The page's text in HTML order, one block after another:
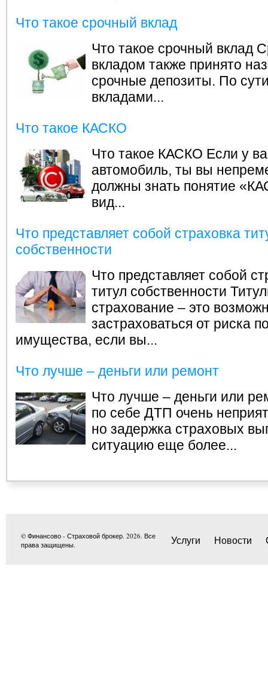
Что такое срочный вклад
Что такое срочный вклад
вкладом также принято
срочные депозиты. По
вкладами...
Что такое КАСКО
Что такое КАСКО Если у
автомобиль, ты вы
должны знать понятие
вид...
Что представляет собой страховка
собственности
Что представляет собой
титул собственности
страхование – это
застраховаться от риска
имущества, если вы...
Что лучше – деньги или ремонт
Что лучше – деньги или
по себе ДТП очень
но задержка страховых
ситуацию еще более...
© Финансово - Страховой брокер. 2026. Все
права защищены.
Услуги Новости